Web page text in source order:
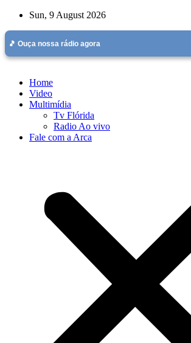
Skip
content
Sun, 9 August 2026
🎵 Ouça nossa rádio agora
Home
Video
Multimídia
Tv Flórida
Radio Ao vivo
Fale com a Arca